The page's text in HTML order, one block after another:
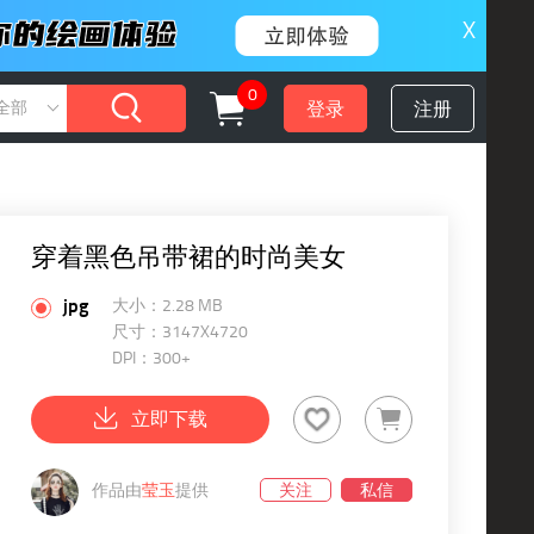
X
部
0
登录 注册
穿着黑色吊带裙的时尚美女
jpg
大小：2.28 MB
尺寸：3147X4720
DPI：300+
立即下载
作品由莹玉提供 关注 私信